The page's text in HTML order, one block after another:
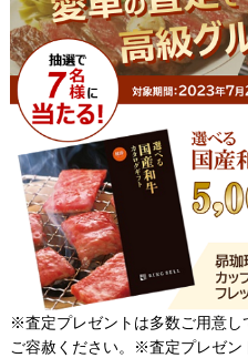
※査定プレゼントは多数ご用意し
ご容赦ください。※査定プレゼン